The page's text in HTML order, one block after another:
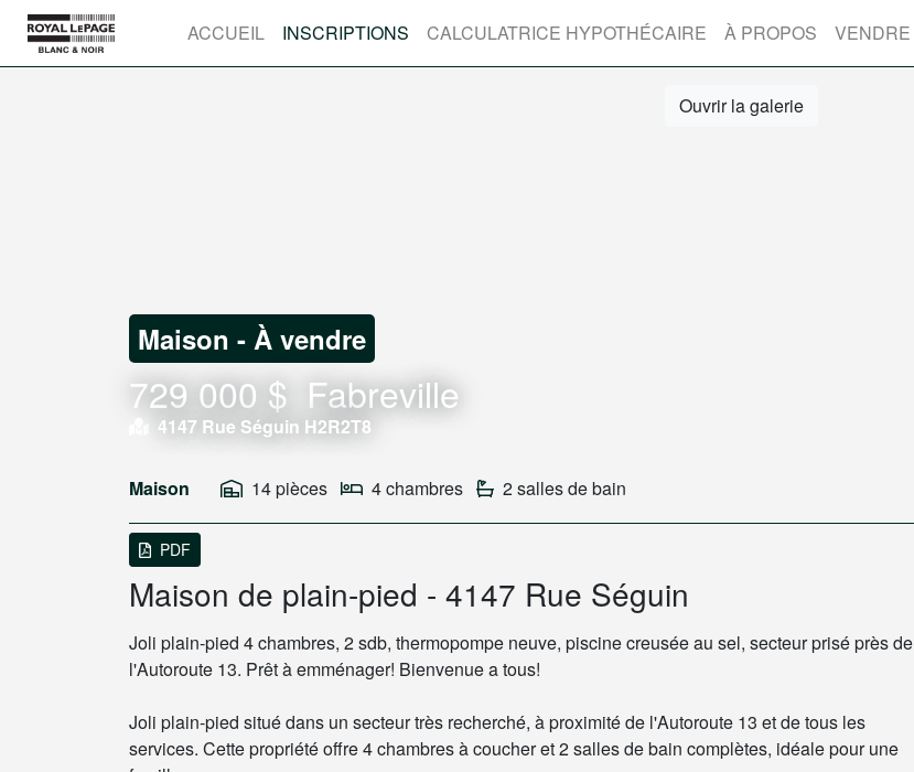
ACCUEIL INSCRIPTIONS CALCULATRICE HYPOTHÉCAIRE À PROPOS VENDRE
Ouvrir la galerie
Maison - À vendre
729 000 $ Fabreville
4147 Rue Séguin H2R2T8
Maison 14 pièces 4 chambres 2 salles de bain
PDF
Maison de plain-pied - 4147 Rue Séguin
Joli plain-pied 4 chambres, 2 sdb, thermopompe neuve, piscine creusée au sel, secteur prisé près de
l'Autoroute 13. Prêt à emménager! Bienvenue a tous!
Joli plain-pied situé dans un secteur très recherché, à proximité de l'Autoroute 13 et de tous les
services. Cette propriété offre 4 chambres à coucher et 2 salles de bain complètes, idéale pour une